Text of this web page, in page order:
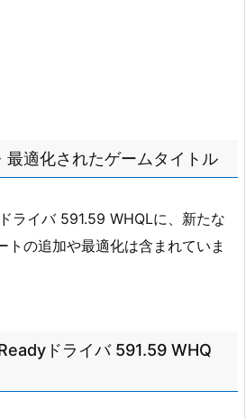
最適化されたゲームタイトル
ライバ 591.59 WHQLに、新たな
トの追加や最適化は含まれていま
ドライバ 591.59 WHQ